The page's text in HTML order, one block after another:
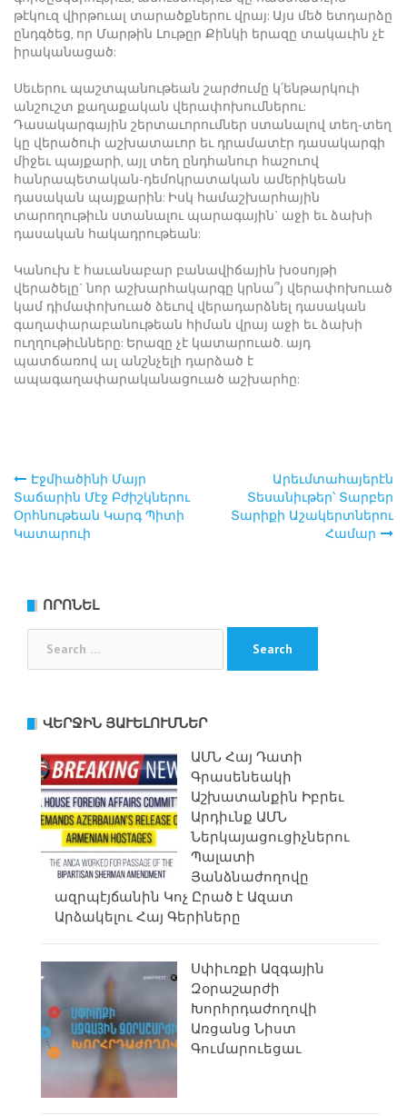
թէկուզ վիրթուալ տարածքներու վրայ: Այս մեծ ետդարձը
ընդգծեց, որ Մարթին Լութըր Քինկի երազը տակաւին չէ
իրականացած:
Սեւերու պաշտպանութեան շարժումը կ՛ենթարկուի
անշուշտ քաղաքական վերափոխումներու:
Դասակարգային շերտաւորումներ ստանալով տեղ-տեղ
կը վերածուի աշխատաւոր եւ դրամատէր դասակարգի
միջեւ պայքարի, այլ տեղ ընդհանուր հաշուով
հանրապետական-դեմոկրատական ամերիկեան
դասական պայքարին: Իսկ համաշխարհային
տարողութիւն ստանալու պարագային` աջի եւ ձախի
դասական հակադրութեան:
Կանուխ է հաւանաբար բանավիճային խօսոյթի
վերածելը` նոր աշխարհակարգը կրնա՞յ վերափոխուած
կամ դիմափոխուած ձեւով վերադարձնել դասական
գաղափարաբանութեան հիման վրայ աջի եւ ձախի
ուղղութիւնները: Երազը չէ կատարուած. այդ
պատճառով ալ անշնչելի դարձած է
ապագաղափարականացուած աշխարհը:
Post
navigation
Էջմիածինի Մայր
Տաճարին Մէջ Բժիշկներու
Օրհնութեան Կարգ Պիտի
Կատարուի
Արեւմտահայերէն
Տեսանիւթեր՝ Տարբեր
Տարիքի Աշակերտներու
Համար
ՈՐՈՆԵԼ
ՎԵՐՋԻՆ ՅԱՒԵԼՈՒՄՆԵՐ
ԱՄՆ Հայ Դատի
Գրասենեակի
Աշխատանքին Իբրեւ
Արդիւնք ԱՄՆ
Ներկայացուցիչներու
Պալատի
Յանձնաժողովը
ազրպէյճանին Կոչ Ըրած է Ազատ
Արձակելու Հայ Գերիները
Սփիւռքի Ազգային
Զօրաշարժի
Խորհրդաժողովի
Առցանց Նիստ
Գումարուեցաւ